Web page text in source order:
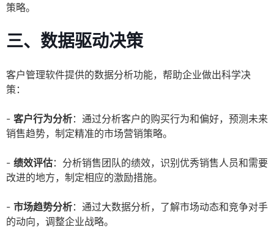
策略。
三、数据驱动决策
客户管理软件提供的数据分析功能，帮助企业做出科学决
策：
- 客户行为分析：通过分析客户的购买行为和偏好，预测未来
销售趋势，制定精准的市场营销策略。
- 绩效评估：分析销售团队的绩效，识别优秀销售人员和需要
改进的地方，制定相应的激励措施。
- 市场趋势分析：通过大数据分析，了解市场动态和竞争对手
的动向，调整企业战略。